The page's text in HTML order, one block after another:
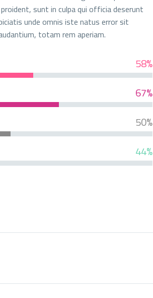
sunt in culpa qui officia deserunt
unde omnis iste natus error sit
totam rem aperiam.
58%
67%
50%
44%